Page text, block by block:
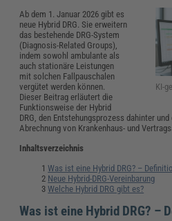
KI-
Ab dem 1. Januar 2026 gibt es
neue Hybrid DRG. Sie erweitern
das bestehende DRG-System
(Diagnosis-Related Groups),
indem sowohl ambulante als
auch stationäre Leistungen
mit solchen Fallpauschalen
vergütet werden können.
Dieser Beitrag erläutert die
Funktionsweise der Hybrid
DRG, den Entstehungsprozess dahinter
Abrechnung von Krankenhaus- und
Inhaltsverzeichnis
Was ist eine Hybrid DRG? –
Neue Hybrid-DRG-Vereinbarung
Welche Hybrid DRG gibt es?
Was ist eine Hybrid DRG? –